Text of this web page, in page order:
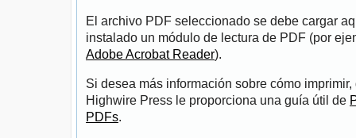
El archivo PDF seleccionado se debe cargar
instalado un módulo de lectura de PDF (por
Adobe Acrobat Reader).
Si desea más información sobre cómo
Highwire Press le proporciona una guía útil de
PDFs.